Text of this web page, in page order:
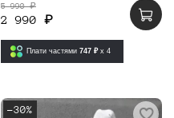
5 990 ₽
2 990 ₽
Плати частями 747 ₽ x 4
-30%